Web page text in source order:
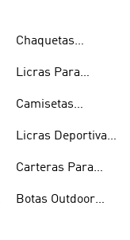
Chaquetas
Hombre
Licras Para
Camisetas
Hombre
Licras Deportivas
Carteras Para
Botas Outdoor